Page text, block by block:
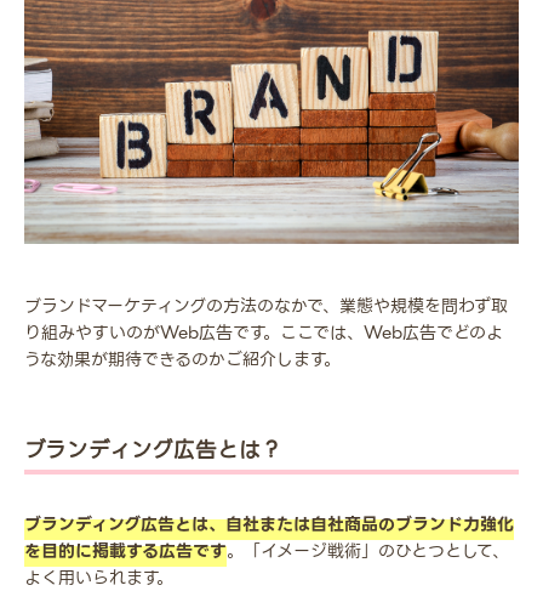
ブランドマーケティングの方法のなかで、業態や規模を問わず取
り組みやすいのがWeb広告です。ここでは、Web広告でどのよ
うな効果が期待できるのかご紹介します。
ブランディング広告とは？
ブランディング広告とは、自社または自社商品のブランド力強化
を目的に掲載する広告です。「イメージ戦術」のひとつとして、
よく用いられます。